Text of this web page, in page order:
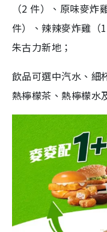
（2 件）、原味麥
件）、辣辣麥炸雞（
朱古力新地；
飲品可選中汽水、細
熱檸檬茶、熱檸檬水